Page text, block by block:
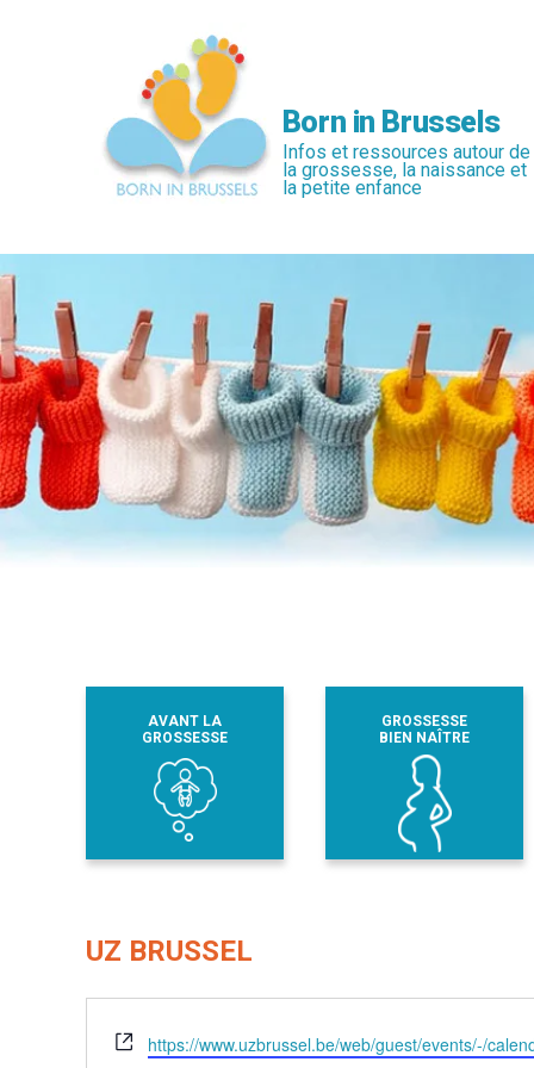
Born in Brussels
Infos et ressources autour de
la grossesse, la naissance et
la petite enfance
AVANT LA
GROSSESSE
GROSSESSE
BIEN NAÎTRE
UZ BRUSSEL
Site
https://www.uzbrussel.be/web/guest/events/-/